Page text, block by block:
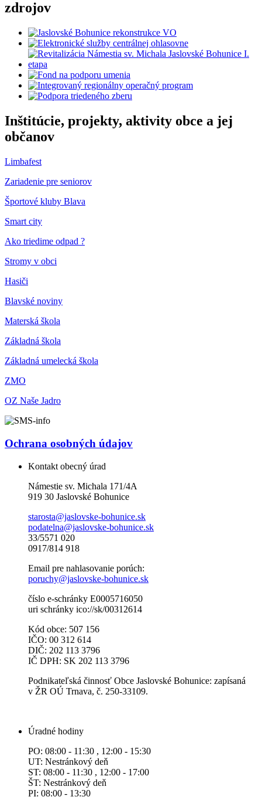
zdrojov
Inštitúcie, projekty, aktivity obce a jej
občanov
Limbafest
Zariadenie pre seniorov
Športové kluby Blava
Smart city
Ako triedime odpad ?
Stromy v obci
Hasiči
Blavské noviny
Materská škola
Základná škola
Základná umelecká škola
ZMO
OZ Naše Jadro
Ochrana osobných údajov
Kontakt obecný úrad
Námestie sv. Michala 171/4A
919 30 Jaslovské Bohunice
starosta@jaslovske-bohunice.sk
podatelna@jaslovske-bohunice.sk
33/5571 020
0917/814 918
Email pre nahlasovanie porúch:
poruchy@jaslovske-bohunice.sk
číslo e-schránky E0005716050
uri schránky ico://sk/00312614
Kód obce: 507 156
IČO: 00 312 614
DIČ: 202 113 3796
IČ DPH: SK 202 113 3796
Podnikateľská činnosť Obce Jaslovské Bohunice: zapísaná
v ŽR OÚ Trnava, č. 250-33109.
Úradné hodiny
PO: 08:00 - 11:30 , 12:00 - 15:30
UT: Nestránkový deň
ST: 08:00 - 11:30 , 12:00 - 17:00
ŠT: Nestránkový deň
PI: 08:00 - 13:30